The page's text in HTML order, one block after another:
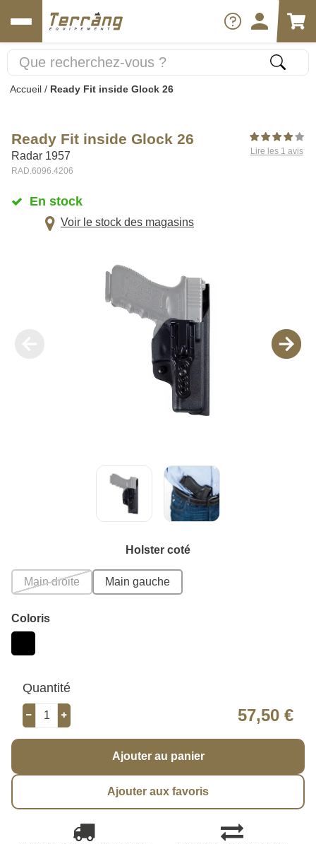
Accueil / Ready Fit inside Glock 26
Ready Fit inside Glock 26
Radar 1957
RAD.6096.4206
Lire les 1 avis
En stock
Voir le stock des magasins
Holster coté
Main droite Main gauche
Coloris
Quantité
57,50 €
Ajouter au panier
Ajouter aux favoris